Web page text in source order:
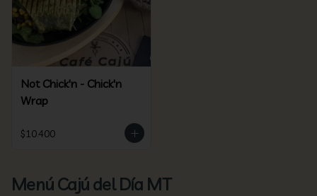
Not Chick'n - Chick'n
Wrap
$10.400
Menú Cajú del Día MT